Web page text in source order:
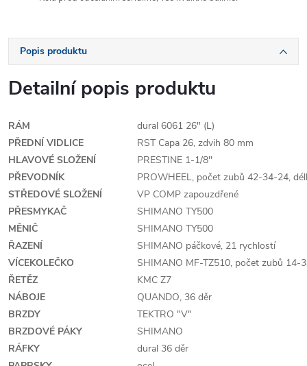
Popis produktu
Detailní popis produktu
RÁM
dural 6061 26" (L)
PŘEDNÍ VIDLICE
RST Capa 26, zdvih 80 mm
HLAVOVÉ SLOŽENÍ
PRESTINE 1-1/8"
PŘEVODNÍK
PROWHEEL, počet zubů 42-34-24,
STŘEDOVÉ SLOŽENÍ
VP COMP zapouzdřené
PŘESMYKAČ
SHIMANO TY500
MĚNIČ
SHIMANO TY500
ŘAZENÍ
SHIMANO páčkové, 21 rychlostí
VÍCEKOLEČKO
SHIMANO MF-TZ510, počet zubů 14-
ŘETĚZ
KMC Z7
NÁBOJE
QUANDO, 36 děr
BRZDY
TEKTRO "V"
BRZDOVÉ PÁKY
SHIMANO
RÁFKY
dural 36 děr